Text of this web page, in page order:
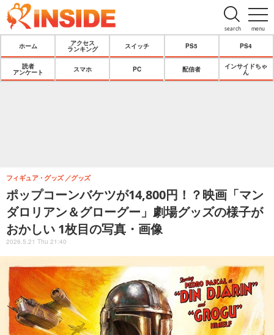
menu
search
ホーム
アクセス
ランキング
スイッチ PS5 PS4
読者
アンケート
スマホ PC 配信者
インサイドちゃ
ん
ポップコーンバケツが14,800円！？映画「マン
ダロリアン＆グローグー」劇場グッズの様子が
おかしい 1枚目の写真・画像
フィギュア・グッズ グッズ
2026.5.21 Thu 21:40